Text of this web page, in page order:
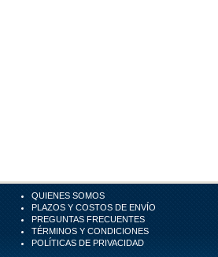
QUIENES SOMOS
PLAZOS Y COSTOS DE ENVÍO
PREGUNTAS FRECUENTES
TÉRMINOS Y CONDICIONES
POLÍTICAS DE PRIVACIDAD